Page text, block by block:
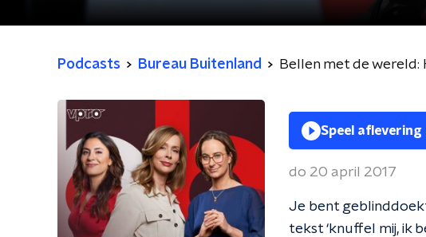
Podcasts Bureau Buitenland Bellen met de wereld:
Speel aflevering
do 20 april 2017
Je bent
tekst ‘knuffel mij, ik